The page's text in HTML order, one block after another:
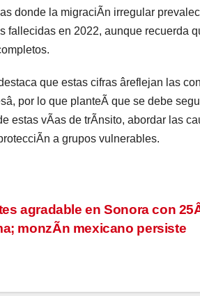
donde la migraciÃn irregular
fallecidas en 2022, aunque recuerda
que estas cifras âreflejan las
por lo que planteÃ que se debe
estas vÃas de trÃnsito, abordar las
a grupos vulnerables.
agradable en Sonora con
monzÃn mexicano persiste